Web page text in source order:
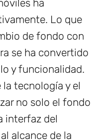
ha
Lo que
de fondo con
se ha convertido
y funcionalidad.
tecnología y el
no solo el fondo
interfaz del
alcance de la